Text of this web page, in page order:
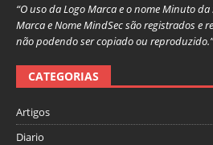
“O uso da Logo Marca e o nome Minuto
Marca e Nome MindSec são registrados e
não podendo ser copiado ou reproduzido.”
CATEGORIAS
Artigos
Diario